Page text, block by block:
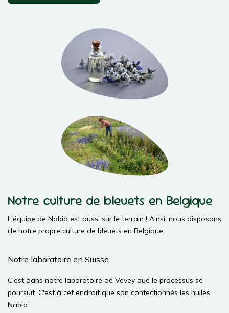
Notre culture de bleuets en Belgique
L'équipe de Nabio est aussi sur le terrain ! Ainsi, nous disposons
de notre propre culture de bleuets en Belgique.
Notre laboratoire en Suisse
C'est dans notre laboratoire de Vevey que le processus se
poursuit. C'est à cet endroit que son confectionnés les huiles
Nabio.